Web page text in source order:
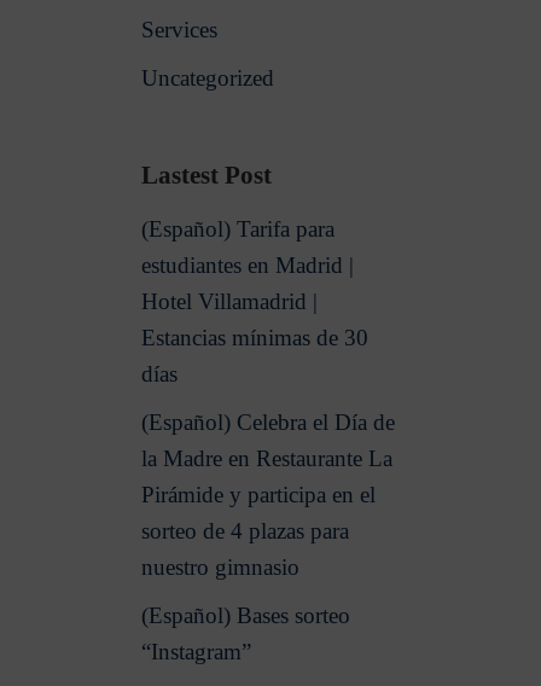
Services
Uncategorized
Lastest Post
(Español) Tarifa para
estudiantes en Madrid |
Hotel Villamadrid |
Estancias mínimas de 30
días
(Español) Celebra el Día de
la Madre en Restaurante La
Pirámide y participa en el
sorteo de 4 plazas para
nuestro gimnasio
(Español) Bases sorteo
“Instagram”